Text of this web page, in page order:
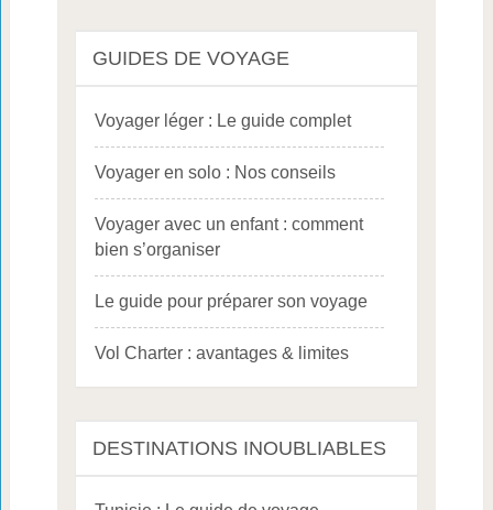
GUIDES DE VOYAGE
Voyager léger : Le guide complet
Voyager en solo : Nos conseils
Voyager avec un enfant : comment
bien s’organiser
Le guide pour préparer son voyage
Vol Charter : avantages & limites
DESTINATIONS INOUBLIABLES